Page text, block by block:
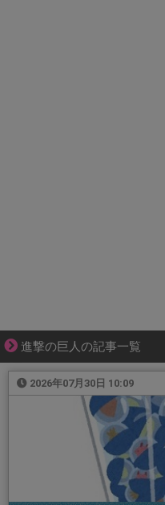
進撃の巨人の記事一覧
2026年07月30日 10:09